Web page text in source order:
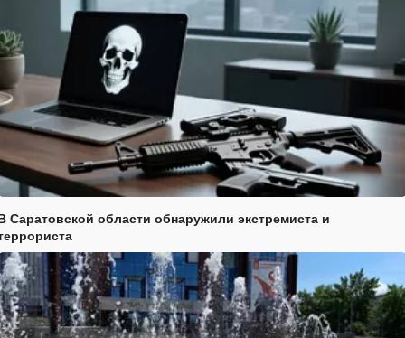
Саратовской области обнаружили экстремиста и